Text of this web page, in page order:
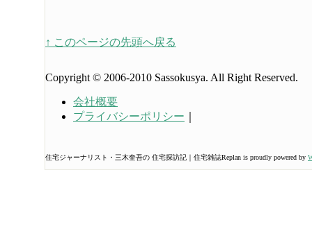
↑ このページの先頭へ戻る
Copyright © 2006-2010 Sassokusya. All Right Reserved.
会社概要
プライバシーポリシー
住宅ジャーナリスト・三木奎吾の 住宅探訪記｜住宅雑誌Replan is proudly powered by